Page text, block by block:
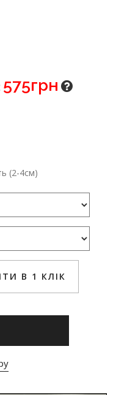
575грн
(2-4см)
В 1 КЛІК